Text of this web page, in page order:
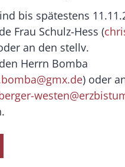
bis spätestens
Frau Schulz-Hess (
an den stellv.
Herrn Bomba
) oder